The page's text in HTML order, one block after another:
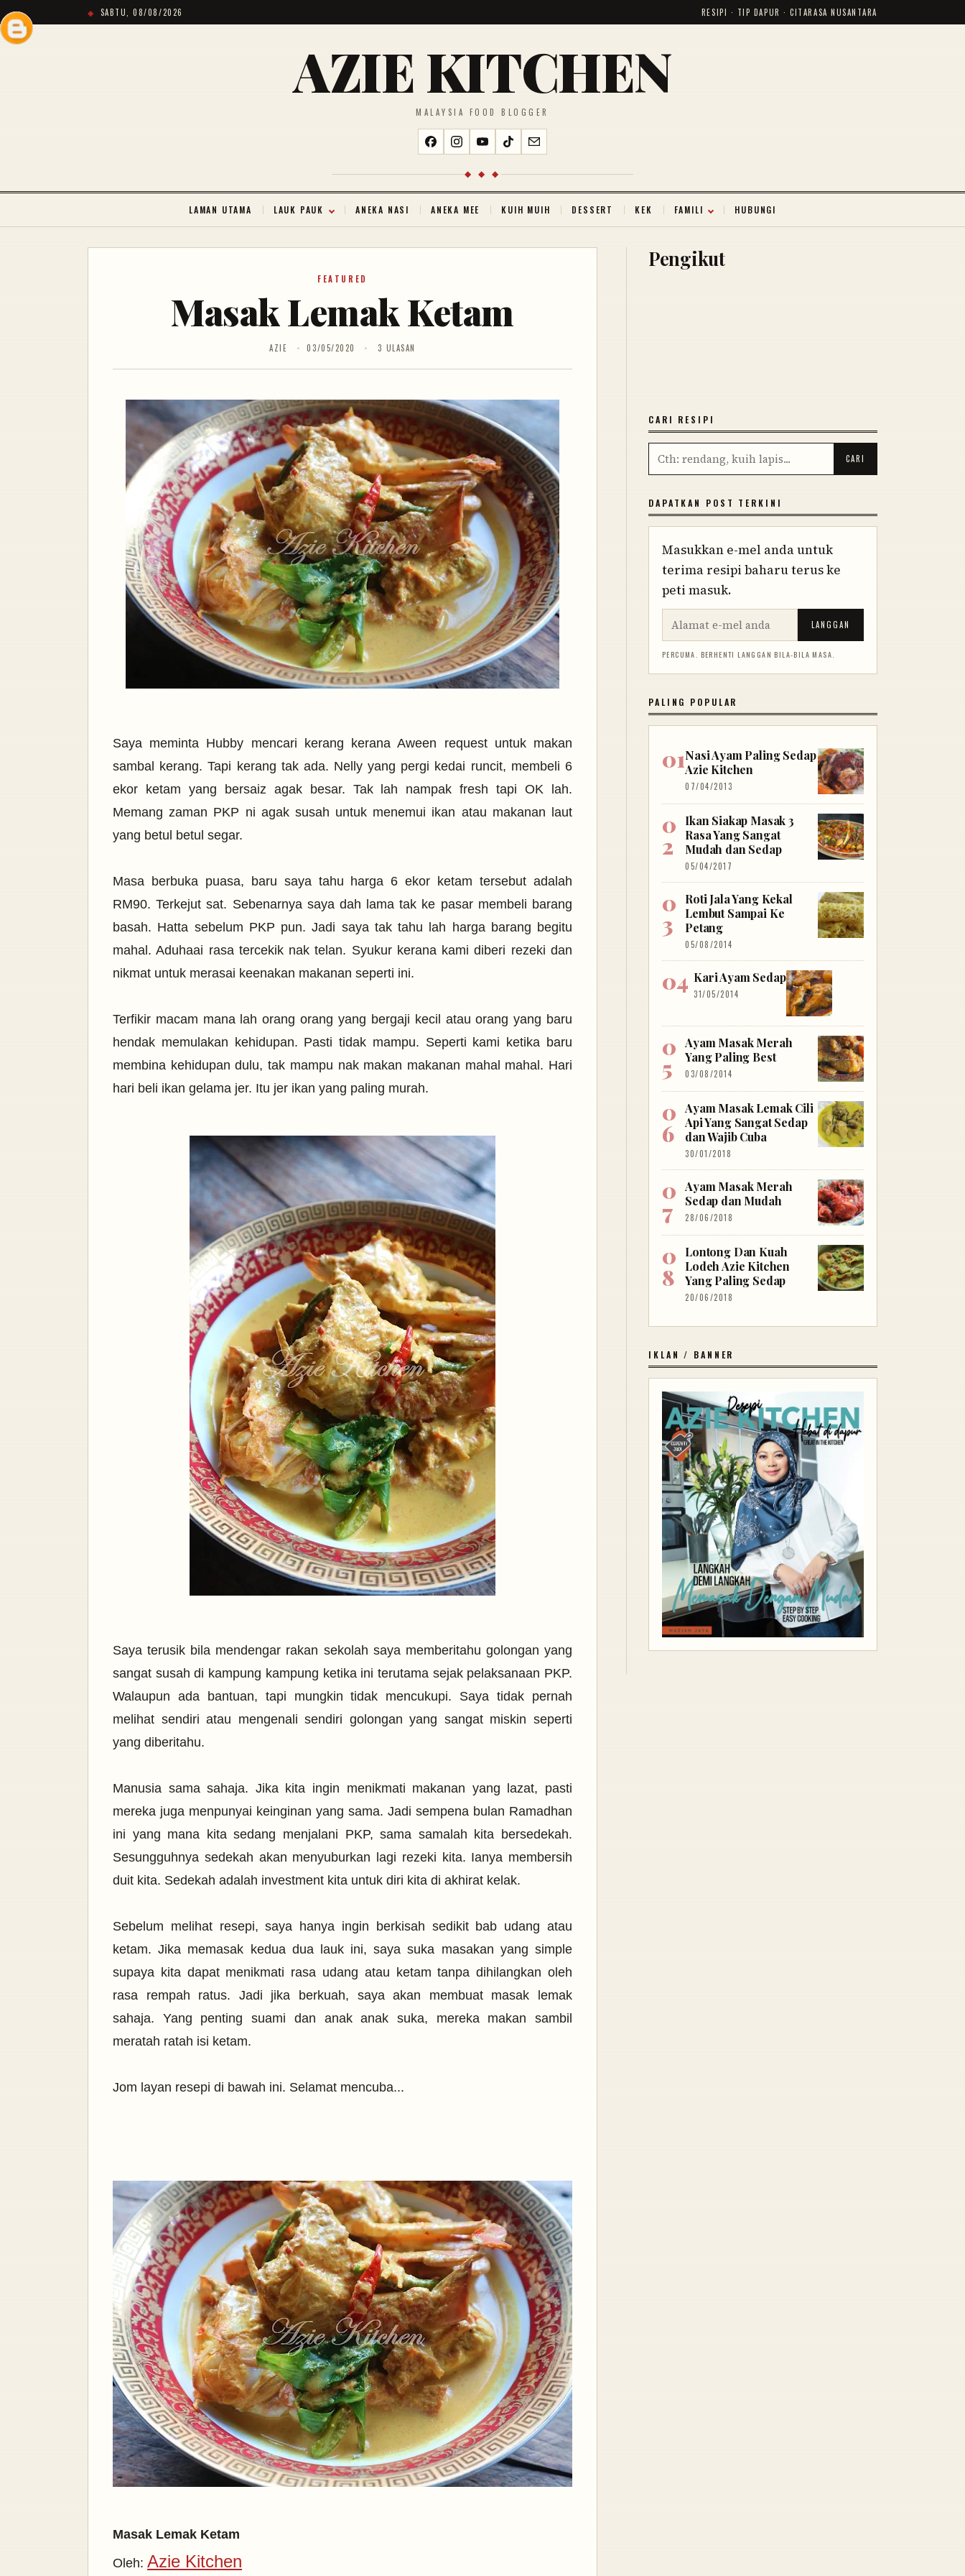
SABTU, 08/08/2026 RESIPI · TIP DAPUR · CITARASA NUSANTARA
AZIE KITCHEN
MALAYSIA FOOD BLOGGER
◆ ◆ ◆
LAMAN UTAMA LAUK PAUK ANEKA NASI ANEKA MEE KUIH MUIH DESSERT KEK FAMILI HUBUNGI
FEATURED
Masak Lemak Ketam
AZIE 03/05/2020 3 ULASAN
Saya meminta Hubby mencari kerang kerana Aween request untuk makan
sambal kerang. Tapi kerang tak ada. Nelly yang pergi kedai runcit, membeli 6
ekor ketam yang bersaiz agak besar. Tak lah nampak fresh tapi OK lah.
Memang zaman PKP ni agak susah untuk menemui ikan atau makanan laut
yang betul betul segar.
Masa berbuka puasa, baru saya tahu harga 6 ekor ketam tersebut adalah
RM90. Terkejut sat. Sebenarnya saya dah lama tak ke pasar membeli barang
basah. Hatta sebelum PKP pun. Jadi saya tak tahu lah harga barang begitu
mahal. Aduhaai rasa tercekik nak telan. Syukur kerana kami diberi rezeki dan
nikmat untuk merasai keenakan makanan seperti ini.
Terfikir macam mana lah orang orang yang bergaji kecil atau orang yang baru
hendak memulakan kehidupan. Pasti tidak mampu. Seperti kami ketika baru
membina kehidupan dulu, tak mampu nak makan makanan mahal mahal. Hari
hari beli ikan gelama jer. Itu jer ikan yang paling murah.
Saya terusik bila mendengar rakan sekolah saya memberitahu golongan yang
sangat susah di kampung kampung ketika ini terutama sejak pelaksanaan PKP.
Walaupun ada bantuan, tapi mungkin tidak mencukupi. Saya tidak pernah
melihat sendiri atau mengenali sendiri golongan yang sangat miskin seperti
yang diberitahu.
Manusia sama sahaja. Jika kita ingin menikmati makanan yang lazat, pasti
mereka juga menpunyai keinginan yang sama. Jadi sempena bulan Ramadhan
ini yang mana kita sedang menjalani PKP, sama samalah kita bersedekah.
Sesungguhnya sedekah akan menyuburkan lagi rezeki kita. Ianya membersih
duit kita. Sedekah adalah investment kita untuk diri kita di akhirat kelak.
Sebelum melihat resepi, saya hanya ingin berkisah sedikit bab udang atau
ketam. Jika memasak kedua dua lauk ini, saya suka masakan yang simple
supaya kita dapat menikmati rasa udang atau ketam tanpa dihilangkan oleh
rasa rempah ratus. Jadi jika berkuah, saya akan membuat masak lemak
sahaja. Yang penting suami dan anak anak suka, mereka makan sambil
meratah ratah isi ketam.
Jom layan resepi di bawah ini. Selamat mencuba...
Masak Lemak Ketam
Oleh: Azie Kitchen
Pengikut
CARI RESIPI
DAPATKAN POST TERKINI
Masukkan e-mel anda untuk
terima resipi baharu terus ke
peti masuk.
LANGGAN
PERCUMA. BERHENTI LANGGAN BILA-BILA MASA.
PALING POPULAR
Nasi Ayam Paling Sedap
Azie Kitchen
07/04/2013
Ikan Siakap Masak 3
Rasa Yang Sangat
Mudah dan Sedap
05/04/2017
Roti Jala Yang Kekal
Lembut Sampai Ke
Petang
05/08/2014
Kari Ayam Sedap
31/05/2014
Ayam Masak Merah
Yang Paling Best
03/08/2014
Ayam Masak Lemak Cili
Api Yang Sangat Sedap
dan Wajib Cuba
30/01/2018
Ayam Masak Merah
Sedap dan Mudah
28/06/2018
Lontong Dan Kuah
Lodeh Azie Kitchen
Yang Paling Sedap
20/06/2018
IKLAN / BANNER